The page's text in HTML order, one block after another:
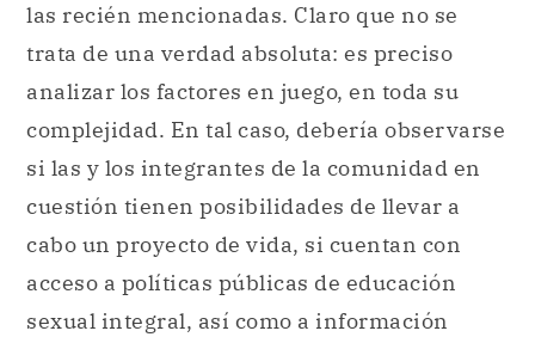
las recién mencionadas. Claro que no se
trata de una verdad absoluta: es preciso
analizar los factores en juego, en toda su
complejidad. En tal caso, debería observarse
si las y los integrantes de la comunidad en
cuestión tienen posibilidades de llevar a
cabo un proyecto de vida, si cuentan con
acceso a políticas públicas de educación
sexual integral, así como a información